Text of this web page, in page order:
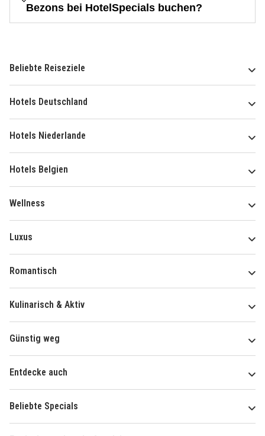
Bezons bei HotelSpecials buchen?
Beliebte Reiseziele
Hotels Deutschland
Hotels Niederlande
Hotels Belgien
Wellness
Luxus
Romantisch
Kulinarisch & Aktiv
Günstig weg
Entdecke auch
Beliebte Specials